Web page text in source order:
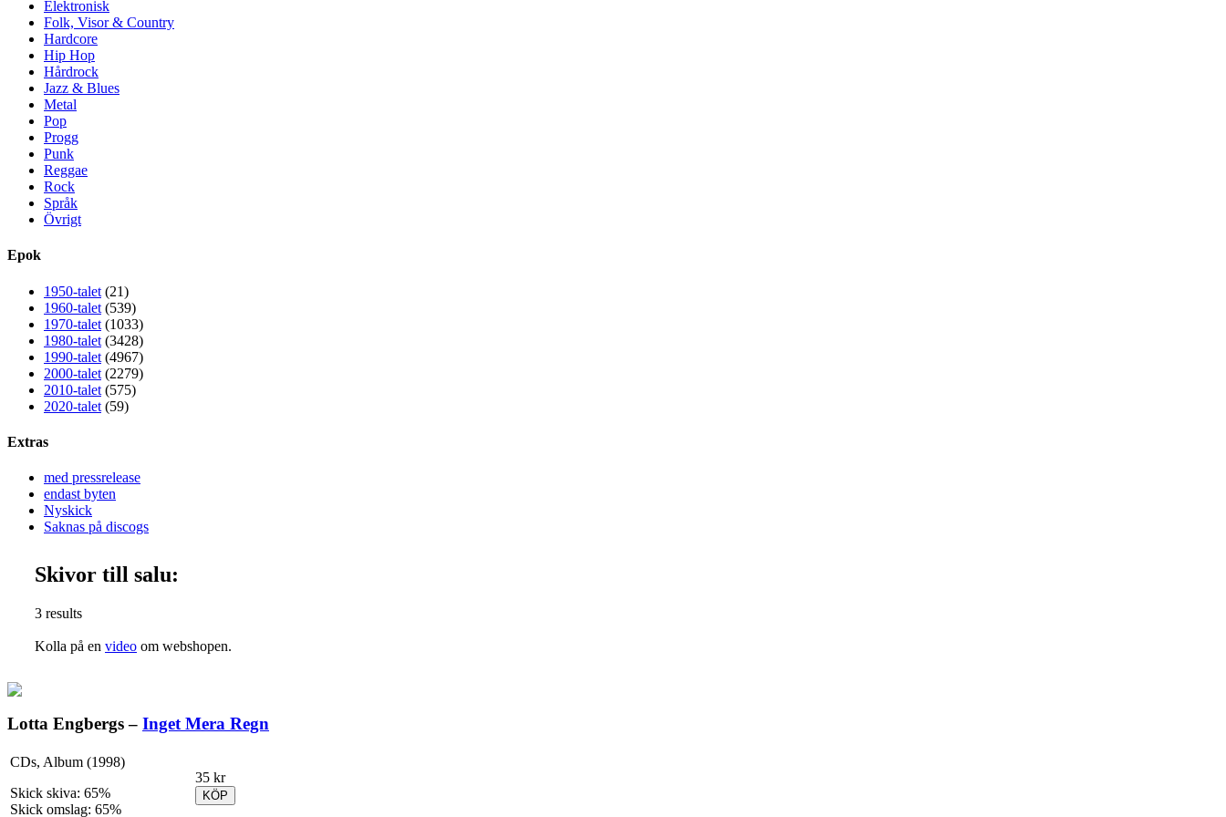
Elektronisk
Folk, Visor & Country
Hardcore
Hip Hop
Hårdrock
Jazz & Blues
Metal
Pop
Progg
Punk
Reggae
Rock
Språk
Övrigt
Epok
1950-talet (21)
1960-talet (539)
1970-talet (1033)
1980-talet (3428)
1990-talet (4967)
2000-talet (2279)
2010-talet (575)
2020-talet (59)
Extras
med pressrelease
endast byten
Nyskick
Saknas på discogs
Skivor till salu:
3 results
Kolla på en video om webshopen.
Lotta Engbergs – Inget Mera Regn
CDs, Album (1998)
Skick skiva: 65%
Skick omslag: 65%
35 kr
KÖP